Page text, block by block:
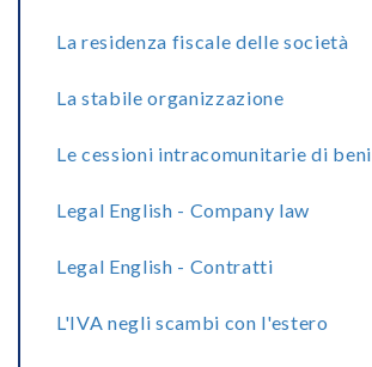
La residenza fiscale delle società
La stabile organizzazione
Le cessioni intracomunitarie di beni
Legal English - Company law
Legal English - Contratti
L'IVA negli scambi con l'estero